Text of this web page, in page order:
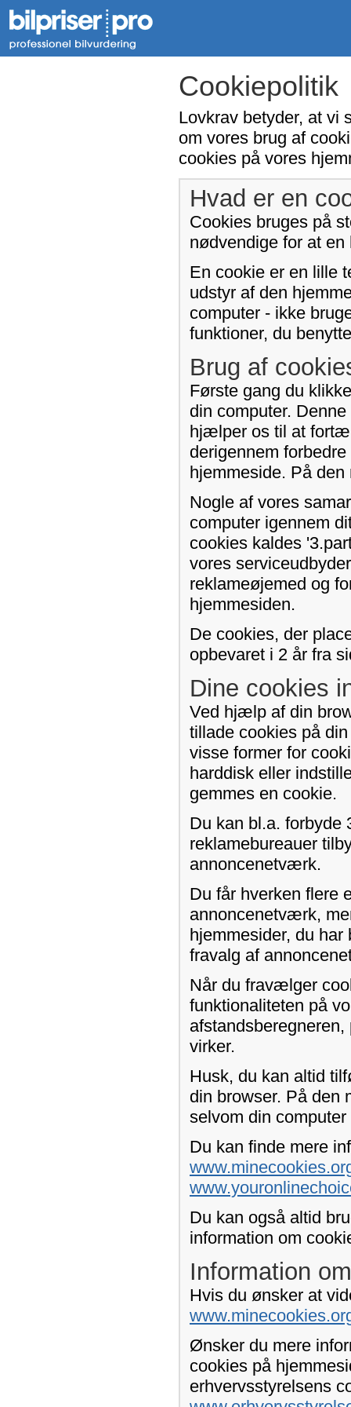
Cookiepolitik
Lovkrav betyder, at vi
om vores brug af
cookies på vores
Hvad er en
Cookies bruges på
nødvendige for at
En cookie er en lille
udstyr af den
computer - ikke
funktioner, du
Brug af
Første gang du
din computer.
hjælper os til at
derigennem
hjemmeside. På
Nogle af vores
computer igennem
cookies kaldes
vores
reklameøjemed og
hjemmesiden.
De cookies, der
opbevaret i 2 år fra
Dine cookies
Ved hjælp af din
tillade cookies på
visse former for
harddisk eller
gemmes en cookie.
Du kan bl.a. forbyde
reklamebureauer
annoncenetværk.
Du får hverken flere
annoncenetværk,
hjemmesider, du
fravalg af
Når du fravælger
funktionaliteten på
virker.
Husk, du kan altid
din browser. På den
selvom din
Du kan finde mere
Du kan også altid
information om
Information
Hvis du ønsker at
Ønsker du mere
cookies på
erhvervsstyrelsens